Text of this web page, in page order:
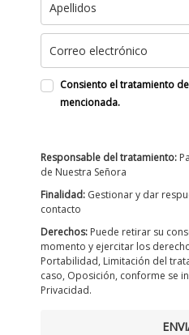
Consiento el tratamiento
mencionada.
Responsable del tratamiento:
de Nuestra Señora
Finalidad: Gestionar y dar
contacto
Derechos: Puede retirar su
momento y ejercitar los
Portabilidad, Limitación del
caso, Oposición, conforme se
Privacidad.